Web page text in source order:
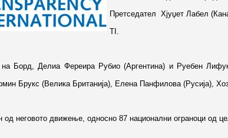
Претседател Хјуџет Лабел
TI.
на Борд, Делиа Фереира Рубио (Аргентина) и Руебен
Брукс (Велика Британија), Елена Панфилова (Русија),
од неговото движење, односно 87 национални ограноци од